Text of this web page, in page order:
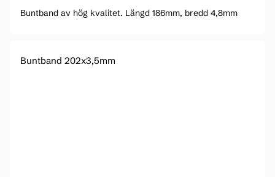
Buntband av hög kvalitet. Längd 186mm, bredd 4,8mm
Buntband 202x3,5mm